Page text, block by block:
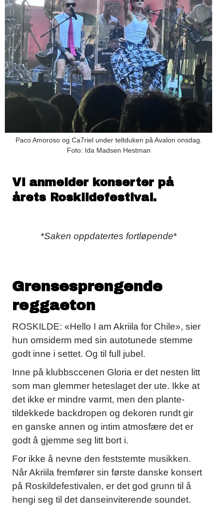
Paco Amoroso og Ca7riel under teltduken på Avalon onsdag.
Foto: Ida Madsen Hestman
Vi anmelder konserter på
årets Roskildefestival.
*Saken oppdatertes fortløpende*
Grensesprengende
reggaeton
ROSKILDE: «Hello I am Akriila for Chile», sier
hun omsiderm med sin autotunede stemme
godt inne i settet. Og til full jubel.
Inne på klubbsccenen Gloria er det nesten litt
som man glemmer heteslaget der ute. Ikke at
det ikke er mindre varmt, men den plante-
tildekkede backdropen og dekoren rundt gir
en ganske annen og intim atmosfære det er
godt å gjemme seg litt bort i.
For ikke å nevne den feststemte musikken.
Når Akriila fremfører sin første danske konsert
på Roskildefestivalen, er det god grunn til å
hengi seg til det danseinviterende soundet.